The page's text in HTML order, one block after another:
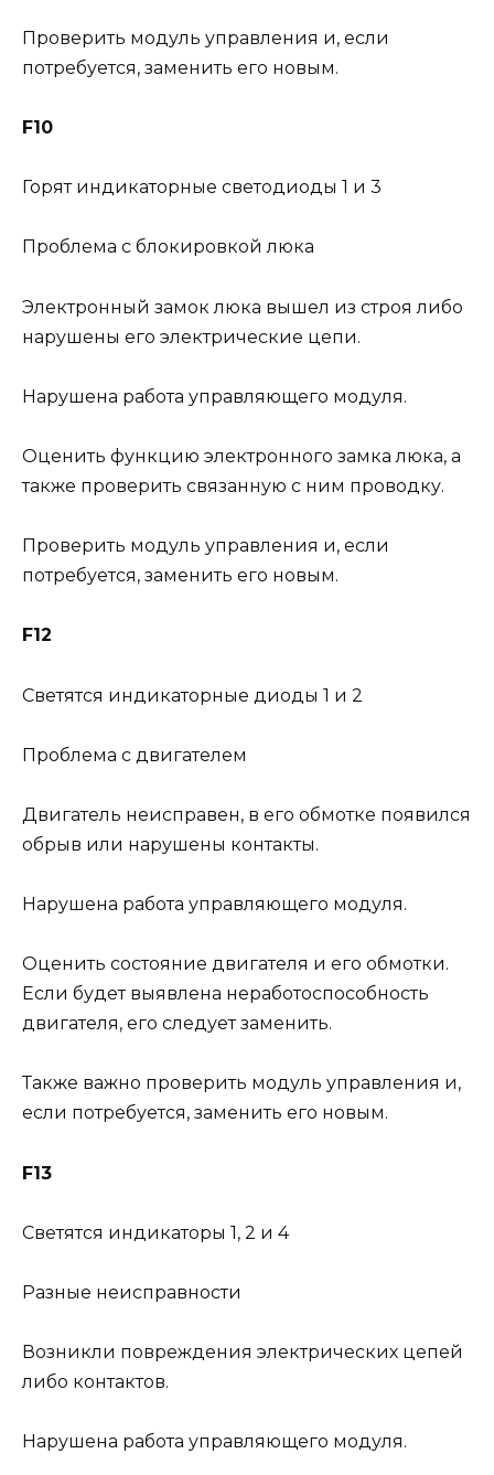
Проверить модуль управления и, если
потребуется, заменить его новым.
F10
Горят индикаторные светодиоды 1 и 3
Проблема с блокировкой люка
Электронный замок люка вышел из строя либо
нарушены его электрические цепи.
Нарушена работа управляющего модуля.
Оценить функцию электронного замка люка, а
также проверить связанную с ним проводку.
Проверить модуль управления и, если
потребуется, заменить его новым.
F12
Светятся индикаторные диоды 1 и 2
Проблема с двигателем
Двигатель неисправен, в его обмотке появился
обрыв или нарушены контакты.
Нарушена работа управляющего модуля.
Оценить состояние двигателя и его обмотки.
Если будет выявлена неработоспособность
двигателя, его следует заменить.
Также важно проверить модуль управления и,
если потребуется, заменить его новым.
F13
Светятся индикаторы 1, 2 и 4
Разные неисправности
Возникли повреждения электрических цепей
либо контактов.
Нарушена работа управляющего модуля.